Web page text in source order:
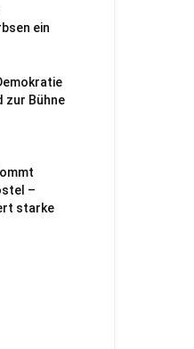
ein
zur Bühne
–
starke